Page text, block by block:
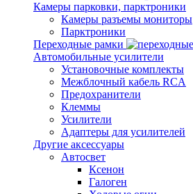
Камеры парковки, парктроники
Камеры разъемы мониторы
Парктроники
Переходные рамки
Автомобильные усилители
Установочные комплекты
Межблочный кабель RCA
Предохранители
Клеммы
Усилители
Адаптеры для усилителей
Другие аксессуары
Автосвет
Ксенон
Галоген